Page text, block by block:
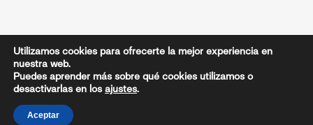
Utilizamos cookies para ofrecerte la mejor experiencia en
nuestra web.
Puedes aprender más sobre qué cookies utilizamos o
desactivarlas en losajustes.
Aceptar